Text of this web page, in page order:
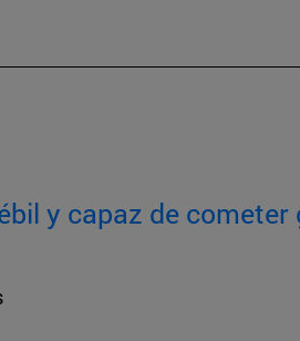
y capaz de